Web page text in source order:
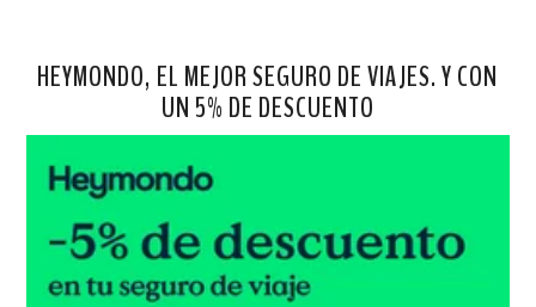
HEYMONDO, EL MEJOR SEGURO DE VIAJES. Y CON
UN 5% DE DESCUENTO